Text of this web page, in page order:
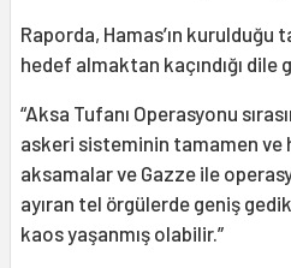
Raporda, Hamas’ın
hedef almaktan kaçındığı dile
“Aksa Tufanı Operasyonu
askeri sisteminin tamamen ve
aksamalar ve Gazze ile
ayıran tel örgülerde geniş
kaos yaşanmış olabilir.”